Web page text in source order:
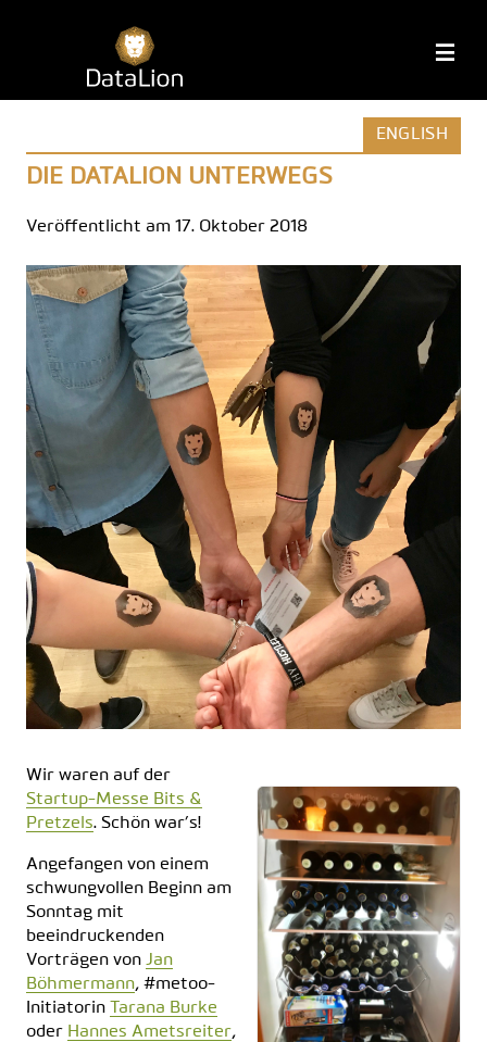
ENGLISH
DIE DATALION UNTERWEGS
Veröffentlicht am 17. Oktober 2018
Wir waren auf der
Startup-Messe Bits &
Pretzels. Schön war’s!
Angefangen von einem
schwungvollen Beginn am
Sonntag mit
beeindruckenden
Vorträgen von Jan
Böhmermann, #metoo-
Initiatorin
Tarana Burke
oder Hannes Ametsreiter,